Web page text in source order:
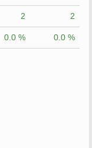
2 2
0.0 %
0.0 %